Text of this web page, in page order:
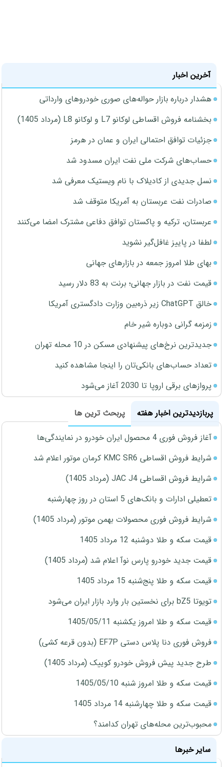
آخرین اخبار
هشدار درباره بازار حواله‌های صوری خودروهای وارداتی
بخشنامه فروش اقساطی لوکانو L7 و لوکانو L8 (مرداد 1405)
جزئیات توافق احتمالی ایران و عمان در هرمز
حساب‌های شرکت ملی نفت ایران مسدود شد
نسل جدیدی از کادیلاک با نام ویستیک معرفی شد
صادرات نفت عربستان به آمریکا متوقف شد
عربستان، ترکیه و پاکستان توافق دفاعی مشترک امضا می‌کنند
لطفا در پاییز غافل‌گیر نشوید
بهای طلا امروز جمعه در بازارهای جهانی
قیمت نفت در بازار جهانی؛ برنت به 83 دلار رسید
خالق ChatGPT زیر ذره‌بین وزارت دادگستری آمریکا
زمزمه گرانی دوباره شیر خام
جدیدترین نرخ‌های پیشنهادی مسکن در 10 محله تهران
تعداد حساب‌های بانکی‌تان را اینجا مشاهده کنید
پروازهای برقی اروپا تا 2030 آغاز می‌شود
پربازدیدترین اخبار هفته
پربحث ترین ها
آغاز فروش فوری 4 محصول ایران خودرو در نمایندگی‌ها
شرایط فروش اقساطی KMC SR6 کرمان موتور اعلام شد
شرایط فروش اقساطی JAC J4 (مرداد 1405)
تعطیلی ادارات و بانک‌های 5 استان در روز چهارشنبه
شرایط فروش فوری محصولات بهمن موتور (مرداد 1405)
قیمت سکه و طلا دوشنبه 12 مرداد 1405
قیمت جدید خودرو پارس نوآ اعلام شد (مرداد 1405)
قیمت سکه و طلا پنج‌شنبه 15 مرداد 1405
تویوتا bZ5 برای نخستین بار وارد بازار ایران می‌شود
قیمت سکه و طلا امروز یکشنبه 1405/05/11
فروش فوری دنا پلاس دستی EF7P (بدون قرعه کشی)
طرح جدید پیش فروش خودرو کوییک (مرداد 1405)
قیمت سکه و طلا امروز شنبه 1405/05/10
قیمت سکه و طلا چهارشنبه 14 مرداد 1405
محبوب‌ترین محله‌های تهران کدامند؟
سایر خبرها